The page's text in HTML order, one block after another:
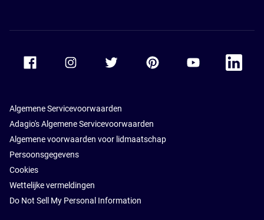
Accor Youtube
Accor
Algemene Servicevoorwaarden
Adagio's Algemene Servicevoorwaarden
Algemene voorwaarden voor lidmaatschap
Persoonsgegevens
Cookies
Wettelijke vermeldingen
Do Not Sell My Personal Information